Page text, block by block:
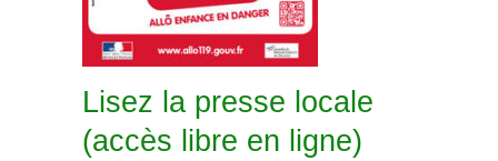
Lisez la presse locale
(accès libre en ligne)